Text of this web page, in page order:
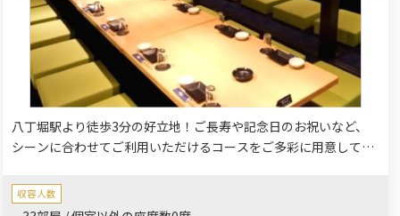
八丁堀駅より徒歩3分の好立地！ご長寿や記念日のお祝いなど、
シーンに合わせてご利用いただけるコースをご多彩に用意してお
落ち着いたプライベートな個室空間で周りを気にすることなくご
ゆるりとお過ごしください。
収容人数